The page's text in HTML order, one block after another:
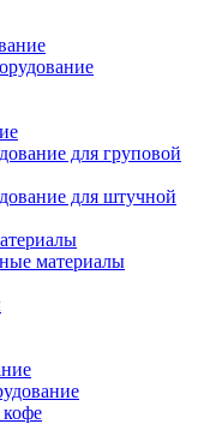
для груповой
для штучной
материалы